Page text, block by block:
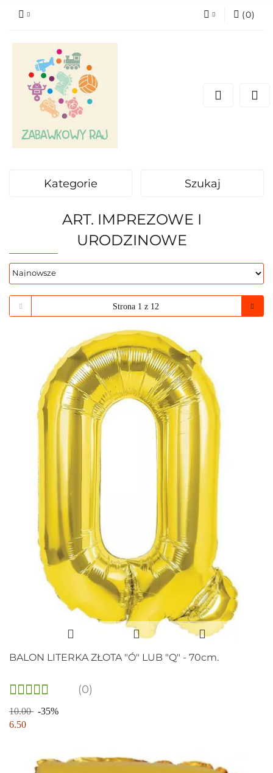
(0)
Kategorie Szukaj
ART. IMPREZOWE I
URODZINOWE
BALON LITERKA ZŁOTA "Ó" LUB "Q" - 70cm.
(0)
10.00
-35%
6.50